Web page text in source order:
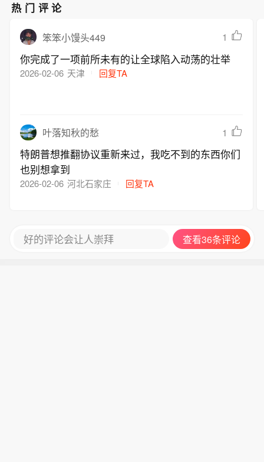
热门评论
笨笨小馒头449 1
你完成了一项前所未有的让全球陷入动荡的壮举
2026-02-06 天津 回复TA
叶落知秋的愁 1
特朗普想推翻协议重新来过，我吃不到的东西你们
也别想拿到
2026-02-06 河北石家庄 回复TA
好的评论会让人崇拜 查看36条评论